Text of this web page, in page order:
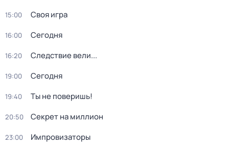
15:00 Своя игра
16:00 Сегодня
16:20 Следствие вели...
19:00 Сегодня
19:40 Ты не поверишь!
20:50 Секрет на миллион
23:00 Импровизаторы